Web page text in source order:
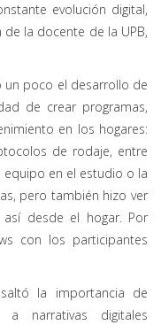
evolución digital,
la docente de la UPB,
un poco el desarrollo de
de crear programas,
en los hogares:
de rodaje, entre
en el estudio o la
pero también hizo ver
desde el hogar. Por
con los participantes
la importancia de
a narrativas digitales